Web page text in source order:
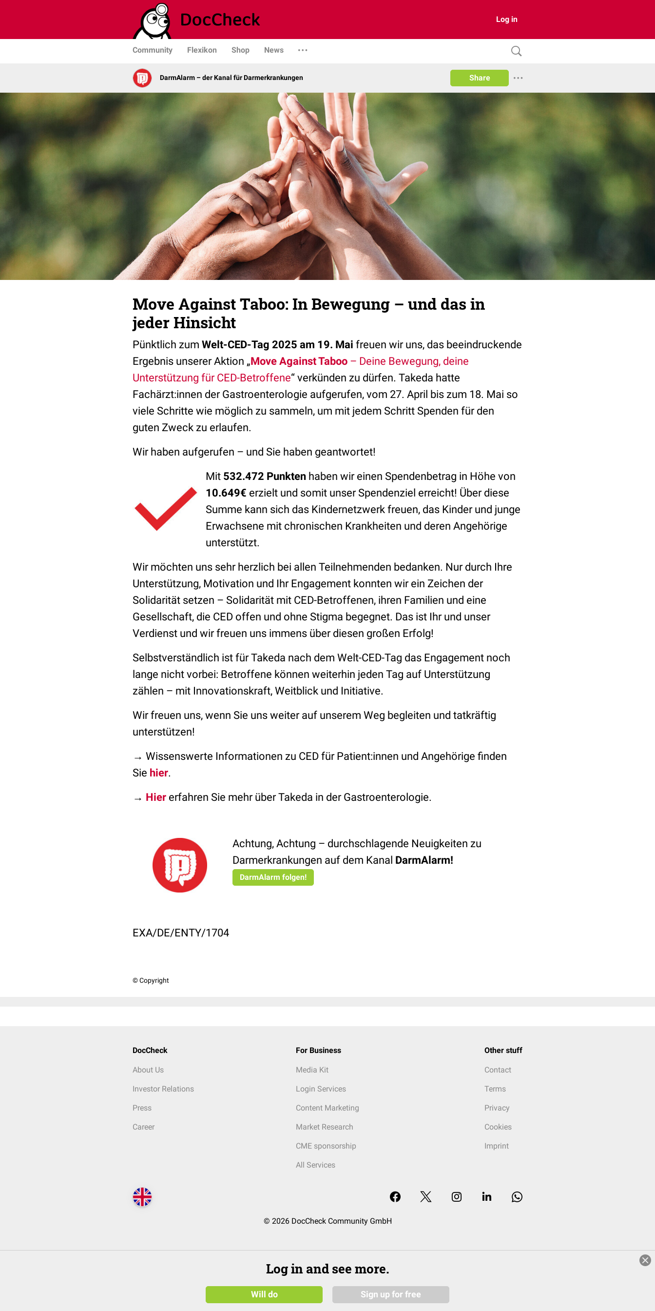
Log in
Community Flexikon Shop News
DarmAlarm – der Kanal für Darmerkrankungen Share
Move Against Taboo: In Bewegung – und das in
jeder Hinsicht
Pünktlich zum Welt-CED-Tag 2025 am 19. Mai freuen wir uns, das beeindruckende
Ergebnis unserer Aktion „Move Against Taboo – Deine Bewegung, deine
Unterstützung für CED-Betroffene“ verkünden zu dürfen. Takeda hatte
Fachärzt:innen der Gastroenterologie aufgerufen, vom 27. April bis zum 18. Mai so
viele Schritte wie möglich zu sammeln, um mit jedem Schritt Spenden für den
guten Zweck zu erlaufen.
Wir haben aufgerufen – und Sie haben geantwortet!
Mit 532.472 Punkten haben wir einen Spendenbetrag in Höhe von
10.649€ erzielt und somit unser Spendenziel erreicht! Über diese
Summe kann sich das Kindernetzwerk freuen, das Kinder und junge
Erwachsene mit chronischen Krankheiten und deren Angehörige
unterstützt.
Wir möchten uns sehr herzlich bei allen Teilnehmenden bedanken. Nur durch Ihre
Unterstützung, Motivation und Ihr Engagement konnten wir ein Zeichen der
Solidarität setzen – Solidarität mit CED-Betroffenen, ihren Familien und eine
Gesellschaft, die CED offen und ohne Stigma begegnet. Das ist Ihr und unser
Verdienst und wir freuen uns immens über diesen großen Erfolg!
Selbstverständlich ist für Takeda nach dem Welt-CED-Tag das Engagement noch
lange nicht vorbei: Betroffene können weiterhin jeden Tag auf Unterstützung
zählen – mit Innovationskraft, Weitblick und Initiative.
Wir freuen uns, wenn Sie uns weiter auf unserem Weg begleiten und tatkräftig
unterstützen!
→ Wissenswerte Informationen zu CED für Patient:innen und Angehörige finden
Sie hier.
→ Hier erfahren Sie mehr über Takeda in der Gastroenterologie.
Achtung, Achtung – durchschlagende Neuigkeiten zu
Darmerkrankungen auf dem Kanal DarmAlarm!
DarmAlarm folgen!
EXA/DE/ENTY/1704
© Copyright
DocCheck
About Us
Investor Relations
Press
Career
For Business
Media Kit
Login Services
Content Marketing
Market Research
CME sponsorship
All Services
Other stuff
Contact
Terms
Privacy
Cookies
Imprint
© 2026 DocCheck Community GmbH
Log in and see more.
Will do Sign up for free